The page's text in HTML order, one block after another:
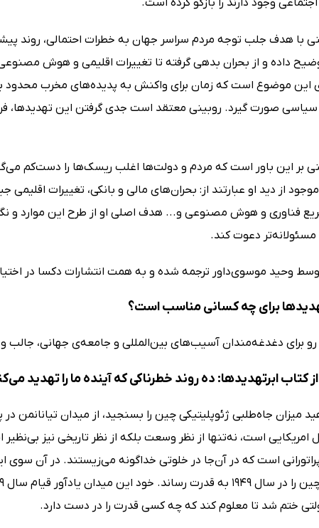
وجود دارند را بازگو کرده است.
با هدف جلب توجه مردم سراسر جهان به خطرات احتمالی، روند
داده و از بحران بدهی گرفته تا تغییرات اقلیمی و هوش مصنوعی
این موضوع است که زمان برای واکنش به پدیده‌های مخرب محدود
صورت گیرد. روبینی معتقد است جدی گرفتن این تهدیدها،
بر این باور است که مردم و دولت‌ها اغلب ریسک‌ها را دست‌کم
از دید او عبارتند از: بحران‌های مالی و بانکی، تغییرات اقلیمی
فناوری و هوش مصنوعی و... هدف اصلی او از طرح این موارد و
دعوت کند.
وحید موسوی‌داور ترجمه شده و به همت انتشارات دکسا در
برای چه کسانی مناسب است؟
برای دغدغه‌مندان آسیب‌های بین‌المللی و جامعه‌ی جهانی، جالب و
کتاب ابرتهدید‌ها: ده روند خطرناکی که آینده ما را تهدید
امریکایی است، نه‌تنها از نظر وسعت بلکه از نظر تاریخی نیز
است که در آن‌جا در خلوتی خداگونه می‌زیستند. در آن سوی
ختم شد تا معلوم کند که چه کسی قدرت را در دست دارد.